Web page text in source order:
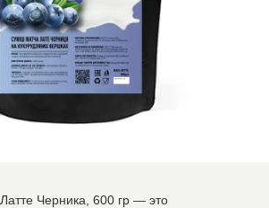
Черника, 600 гр — это